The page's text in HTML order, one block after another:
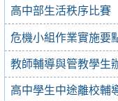
高中部生活秩序比賽
危機小組作業實施要
教師輔導與管教學生
高中學生中途離校輔